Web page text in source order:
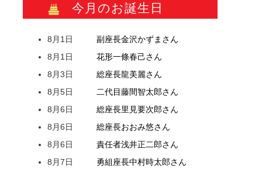
今月のお誕生日
8月1日 副座長金沢かずま さん
8月1日
花形一條春己さん
8月3日
総座長龍美麗さん
8月5日
二代目藤間智太郎さん
8月6日
総座長里見要次郎さん
8月6日
総座長おおみ悠さん
8月6日
責任者浅井正二郎さん
8月7日
勇組座長中村時太郎さん